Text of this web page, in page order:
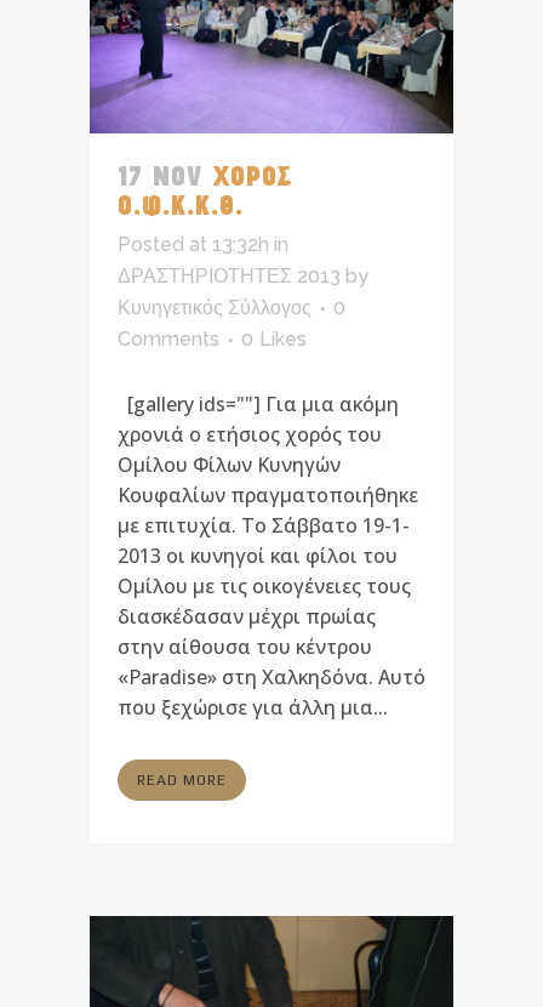
17 NOV ΧΟΡΟΣ
Ο.Φ.Κ.Κ.Θ.
Posted at 13:32h in
ΔΡΑΣΤΗΡΙΟΤΗΤΕΣ 2013 by
Κυνηγετικός Σύλλογος
0
Comments
0 Likes
[gallery ids=""] Για μια ακόμη
χρονιά ο ετήσιος χορός του
Ομίλου Φίλων Κυνηγών
Κουφαλίων πραγματοποιήθηκε
με επιτυχία. Το Σάββατο 19-1-
2013 οι κυνηγοί και φίλοι του
Ομίλου με τις οικογένειες τους
διασκέδασαν μέχρι πρωίας
στην αίθουσα του κέντρου
«Paradise» στη Χαλκηδόνα. Αυτό
που ξεχώρισε για άλλη μια...
READ MORE